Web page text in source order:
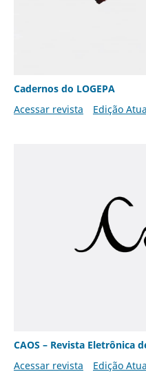
Cadernos do LOGEPA
Acessar revista
Edição
CAOS – Revista Eletrônica
Acessar revista
Edição